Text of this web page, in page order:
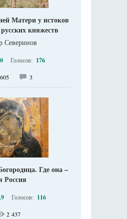
Матери у истоков
княжеств
Северинов
Голосов: 176
3
Где она –
Россия
Голосов: 116
2 437